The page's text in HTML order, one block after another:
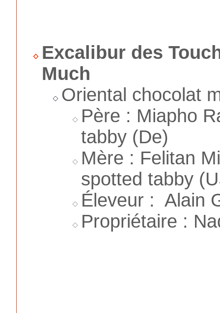
Excalibur des
Much
Oriental chocolat
Père : Miapho
tabby (De)
Mère : Felitan
spotted tabby
Éleveur : Alain
Propriétaire :